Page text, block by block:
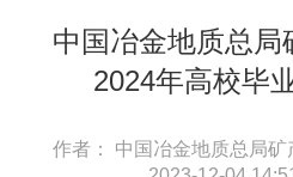
中国冶金地质总
2024年高校毕
作者： 中国冶金地质总局矿